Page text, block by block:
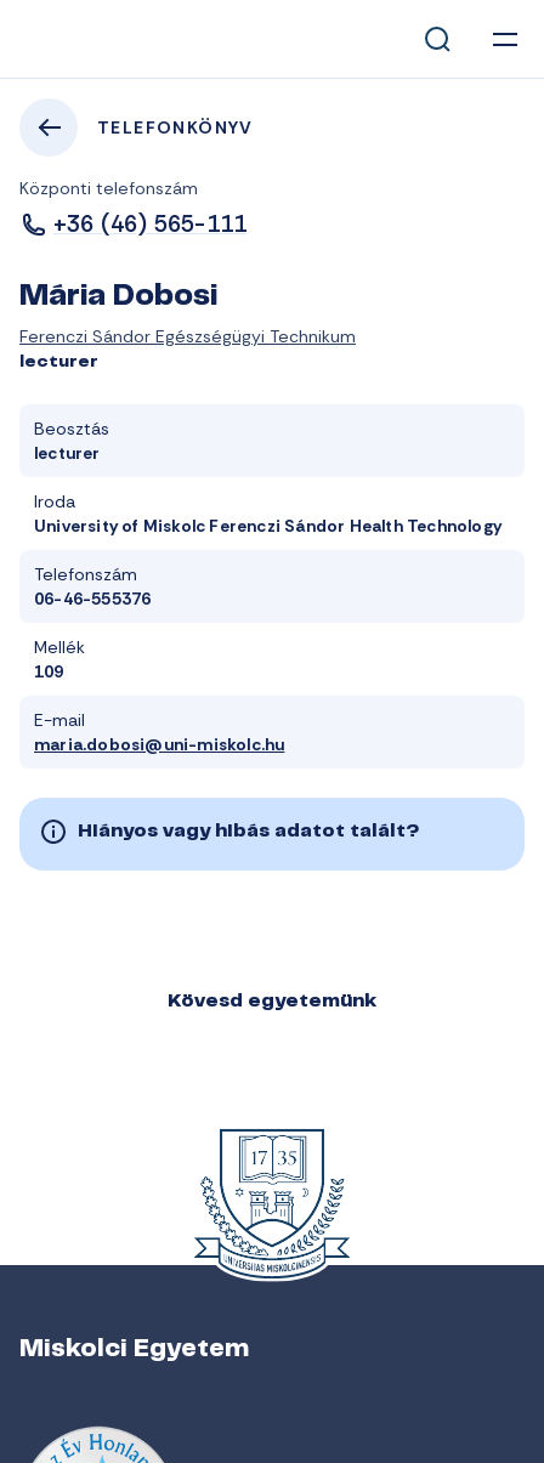
TELEFONKÖNYV
Központi telefonszám
+36 (46) 565-111
Mária Dobosi
Ferenczi Sándor Egészségügyi Technikum
lecturer
Beosztás
lecturer
Iroda
University of Miskolc Ferenczi Sándor Health Technology
Telefonszám
06-46-555376
Mellék
109
E-mail
maria.dobosi@uni-miskolc.hu
Hiányos vagy hibás adatot talált?
Kövesd egyetemünk
Miskolci Egyetem